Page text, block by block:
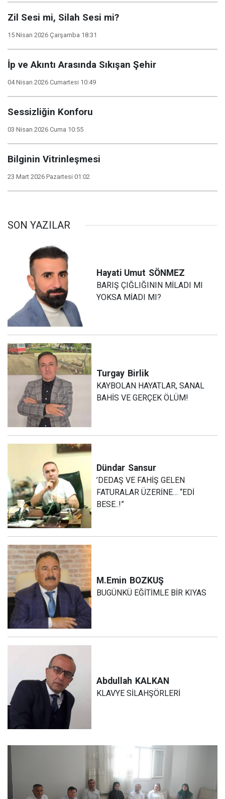
Zil Sesi mi, Silah Sesi mi?
15 Nisan 2026 Çarşamba 18:31
İp ve Akıntı Arasında Sıkışan Şehir
04 Nisan 2026 Cumartesi 10:49
Sessizliğin Konforu
03 Nisan 2026 Cuma 10:55
Bilginin Vitrinleşmesi
23 Mart 2026 Pazartesi 01:02
SON YAZILAR
Hayati Umut SÖNMEZ
BARIŞ ÇIĞLIĞININ MİLADI MI
YOKSA MİADI MI?
Turgay Birlik
KAYBOLAN HAYATLAR, SANAL
BAHİS VE GERÇEK ÖLÜM!
Dündar Sansur
’DEDAŞ VE FAHİŞ GELEN
FATURALAR ÜZERİNE… “EDİ
BESE..!”
M.Emin BOZKUŞ
BUGÜNKÜ EĞİTİMLE BİR KIYAS
Abdullah KALKAN
KLAVYE SİLAHŞÖRLERİ